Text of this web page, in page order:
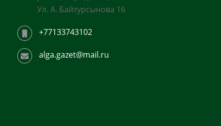
Ул. А. Байтурсынова 16
+77133743102
alga.gazet@mail.ru